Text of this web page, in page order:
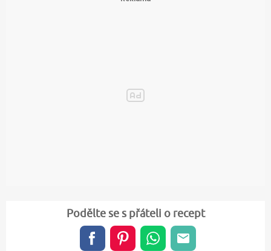
Podělte se s přáteli o recept